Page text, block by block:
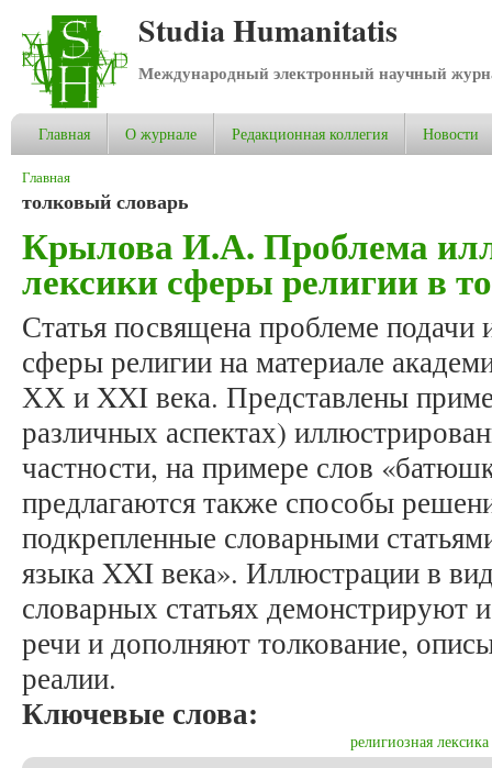
Studia Humanitatis
Международный электронный научный
Главная О журнале Редакционная коллегия Новости
Вы здесь
Главная
толковый словарь
Крылова И.А. Проблема
лексики сферы религии в
Статья посвящена проблеме подачи
сферы религии на материале
ХХ и XXI века. Представлены
различных аспектах)
частности, на примере слов
предлагаются также способы
подкрепленные словарными
языка XXI века». Иллюстрации в
словарных статьях демонстрируют
речи и дополняют толкование,
реалии.
Ключевые слова:
религиозная лексика